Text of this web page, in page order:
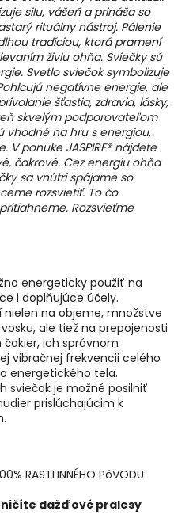
silu, vášeň a prináša so
rituálny nástroj. Pálenie
tradíciou, ktorá pramení
živlu ohňa. Sviečky sú
Svetlo sviečok symbolizuje
negatívne energie, ale
šťastia, zdravia, lásky,
skvelým podporovateľom
vhodné na hru s energiou,
V ponuke JASPIRE® nájdete
čakrové. Cez energiu ohňa
sa vnútri spájame so
rozsvietiť. To čo
Rozsvieťme
energeticky použiť na
i doplňujúce účely.
nielen na objeme, množstve
ale tiež na prepojenosti
ich správnom
vibračnej frekvencii celého
energetického tela.
sviečok je možné posilniť
prislúchajúcim k
RASTLINNÉHO PôVODU
dažďové pralesy